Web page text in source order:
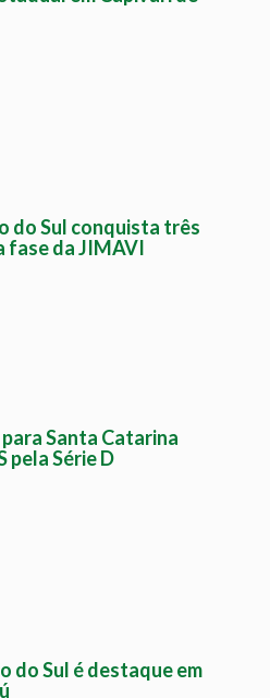
do Sul conquista três
fase da JIMAVI
Santa Catarina
pela Série D
do Sul é destaque em